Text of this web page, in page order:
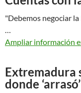
"Debemos negociar
…
Ampliar información
Extremadura
donde